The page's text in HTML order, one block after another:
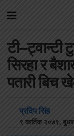
टी–ट्वान्टी
सिरहा र
पतारी बिच
प्रदिप सिंह
९ कार्तिक २०७९,